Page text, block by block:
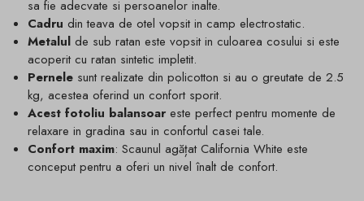
sa fie adecvate si persoanelor inalte.
Cadru din teava de otel vopsit in camp electrostatic.
Metalul de sub ratan este vopsit in culoarea cosului si este
acoperit cu ratan sintetic impletit.
Pernele sunt realizate din policotton si au o greutate de 2.5
kg, acestea oferind un confort sporit.
Acest fotoliu balansoar este perfect pentru momente de
relaxare in gradina sau in confortul casei tale.
Confort maxim: Scaunul agățat California White este
conceput pentru a oferi un nivel înalt de confort.